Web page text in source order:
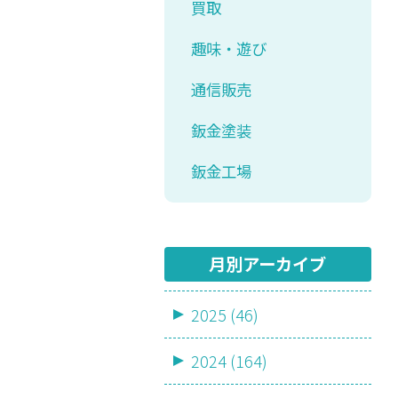
買取
趣味・遊び
通信販売
鈑金塗装
鈑金工場
月別アーカイブ
2025 (46)
2024 (164)